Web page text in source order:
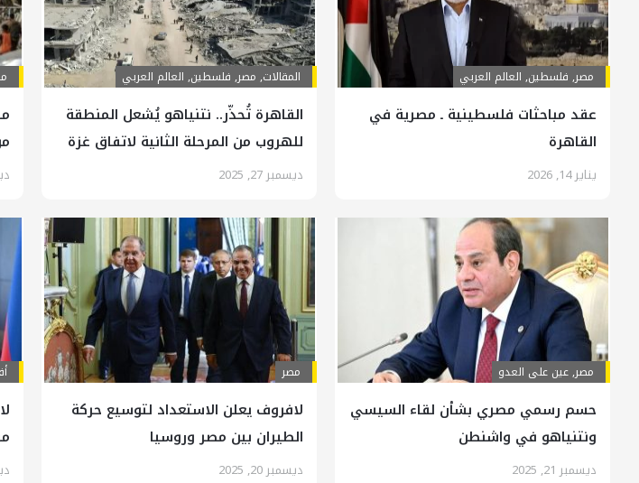
مصر, فلسطين, العالم العربي
عقد مباحثات فلسطينية ـ مصرية في
القاهرة
يناير 14, 2026
المقالات, مصر, فلسطين, العالم العربي
القاهرة تُحذّر.. نتنياهو يُشعل المنطقة
للهروب من المرحلة الثانية لاتفاق غزة
ديسمبر 27, 2025
مصر,عين على العدو
حسم رسمي مصري بشأن لقاء السيسي
ونتنياهو في واشنطن
ديسمبر 21, 2025
مصر
لافروف يعلن الاستعداد لتوسيع حركة
الطيران بين مصر وروسيا
ديسمبر 20, 2025